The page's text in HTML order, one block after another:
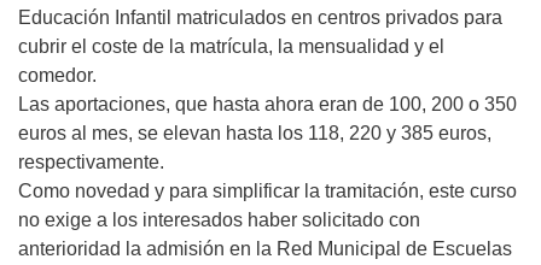
Educación Infantil matriculados en centros privados para
cubrir el coste de la matrícula, la mensualidad y el
comedor.
Las aportaciones, que hasta ahora eran de 100, 200 o 350
euros al mes, se elevan hasta los 118, 220 y 385 euros,
respectivamente.
Como novedad y para simplificar la tramitación, este curso
no exige a los interesados haber solicitado con
anterioridad la admisión en la Red Municipal de Escuelas